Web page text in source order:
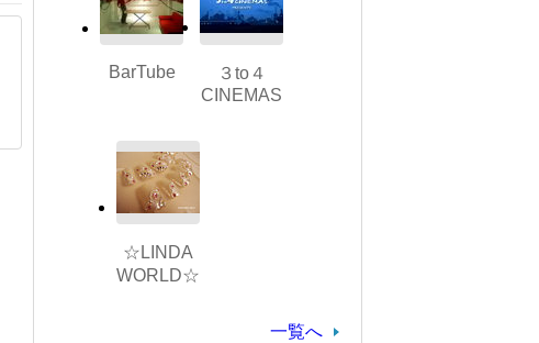
BarTube
３to４
CINEMAS
☆LINDA
WORLD☆
一覧へ